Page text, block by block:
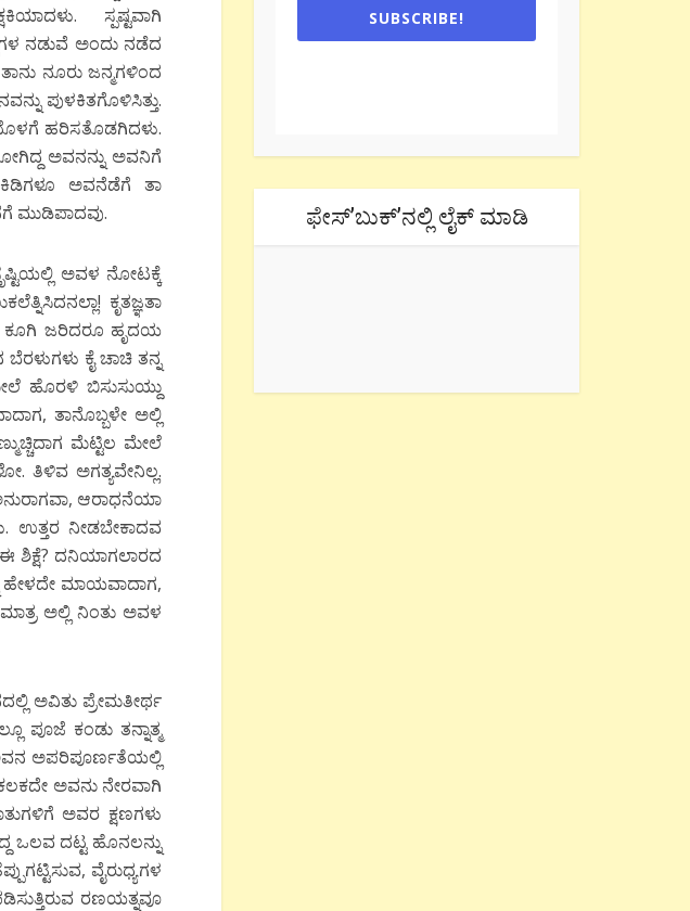
ಸ್ಪಷ್ಟವಾಗಿ
ನಡುವೆ ಅಂದು ನಡೆದ
ನೂರು ಜನ್ಮಗಳಿಂದ
ಪುಳಕಿತಗೊಳಿಸಿತ್ತು.
ಹರಿಸತೊಡಗಿದಳು.
ಅವನನ್ನು ಅವನಿಗೆ
ಕಿಡಿಗಳೂ ಅವನೆಡೆಗೆ ತಾ
ಮುಡಿಪಾದವು.
ಅವಳ ನೋಟಕ್ಕೆ
ಕೃತಜ್ಞತಾ
ಕೂಗಿ ಜರಿದರೂ ಹೃದಯ
ಕೈ ಚಾಚಿ ತನ್ನ
ಹೊರಳಿ ಬಿಸುಸುಯ್ದು
ತಾನೊಬ್ಬಳೇ ಅಲ್ಲಿ
ಮೆಟ್ಟಿಲ ಮೇಲೆ
ತಿಳಿವ ಅಗತ್ಯವೇನಿಲ್ಲ.
ಆರಾಧನೆಯಾ
ಉತ್ತರ ನೀಡಬೇಕಾದವ
ಶಿಕ್ಷೆ? ದನಿಯಾಗಲಾರದ
ಹೇಳದೇ ಮಾಯವಾದಾಗ,
ಅಲ್ಲಿ ನಿಂತು ಅವಳ
ಅವಿತು ಪ್ರೇಮತೀರ್ಥ
ಪೂಜೆ ಕಂಡು ತನ್ನಾತ್ಮ
ಅಪರಿಪೂರ್ಣತೆಯಲ್ಲಿ
ಅವನು ನೇರವಾಗಿ
ಅವರ ಕ್ಷಣಗಳು
ಒಲವ ದಟ್ಟ ಹೊನಲನ್ನು
ವೈರುಧ್ಯಗಳ
ರಣಯತ್ನವೂ
SUBSCRIBE!
ಫೇಸ್’ಬುಕ್’ನಲ್ಲಿ ಲೈಕ್ ಮಾಡಿ